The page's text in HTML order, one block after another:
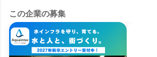
この企業の募集